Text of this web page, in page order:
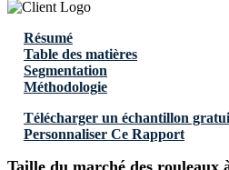
Résumé
Table des matières
Segmentation
Méthodologie
Télécharger un échantillon
Personnaliser Ce Rapport